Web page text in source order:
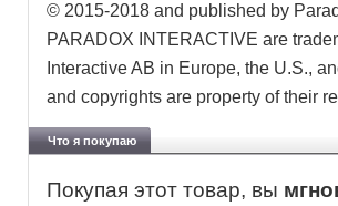
© 2015-2018 and published by
PARADOX INTERACTIVE are
Interactive AB in Europe, the U.S.,
and copyrights are property of their
Что я покупаю
Покупая этот товар, вы